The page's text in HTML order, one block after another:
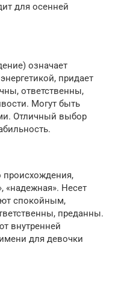
для осенней
означает
придает
ответственны,
Могут быть
Отличный выбор
«надежная». Несет
спокойным,
преданны.
внутренней
для девочки